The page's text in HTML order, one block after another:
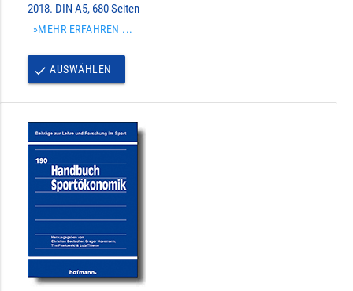
2018. DIN A5, 680 Seiten
»MEHR ERFAHREN ...
done AUSWÄHLEN